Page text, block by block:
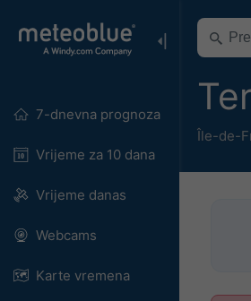
7-dnevna prognoza
Vrijeme za 10 dana
Vrijeme danas
Webcams
Karte vremena
Île-de-